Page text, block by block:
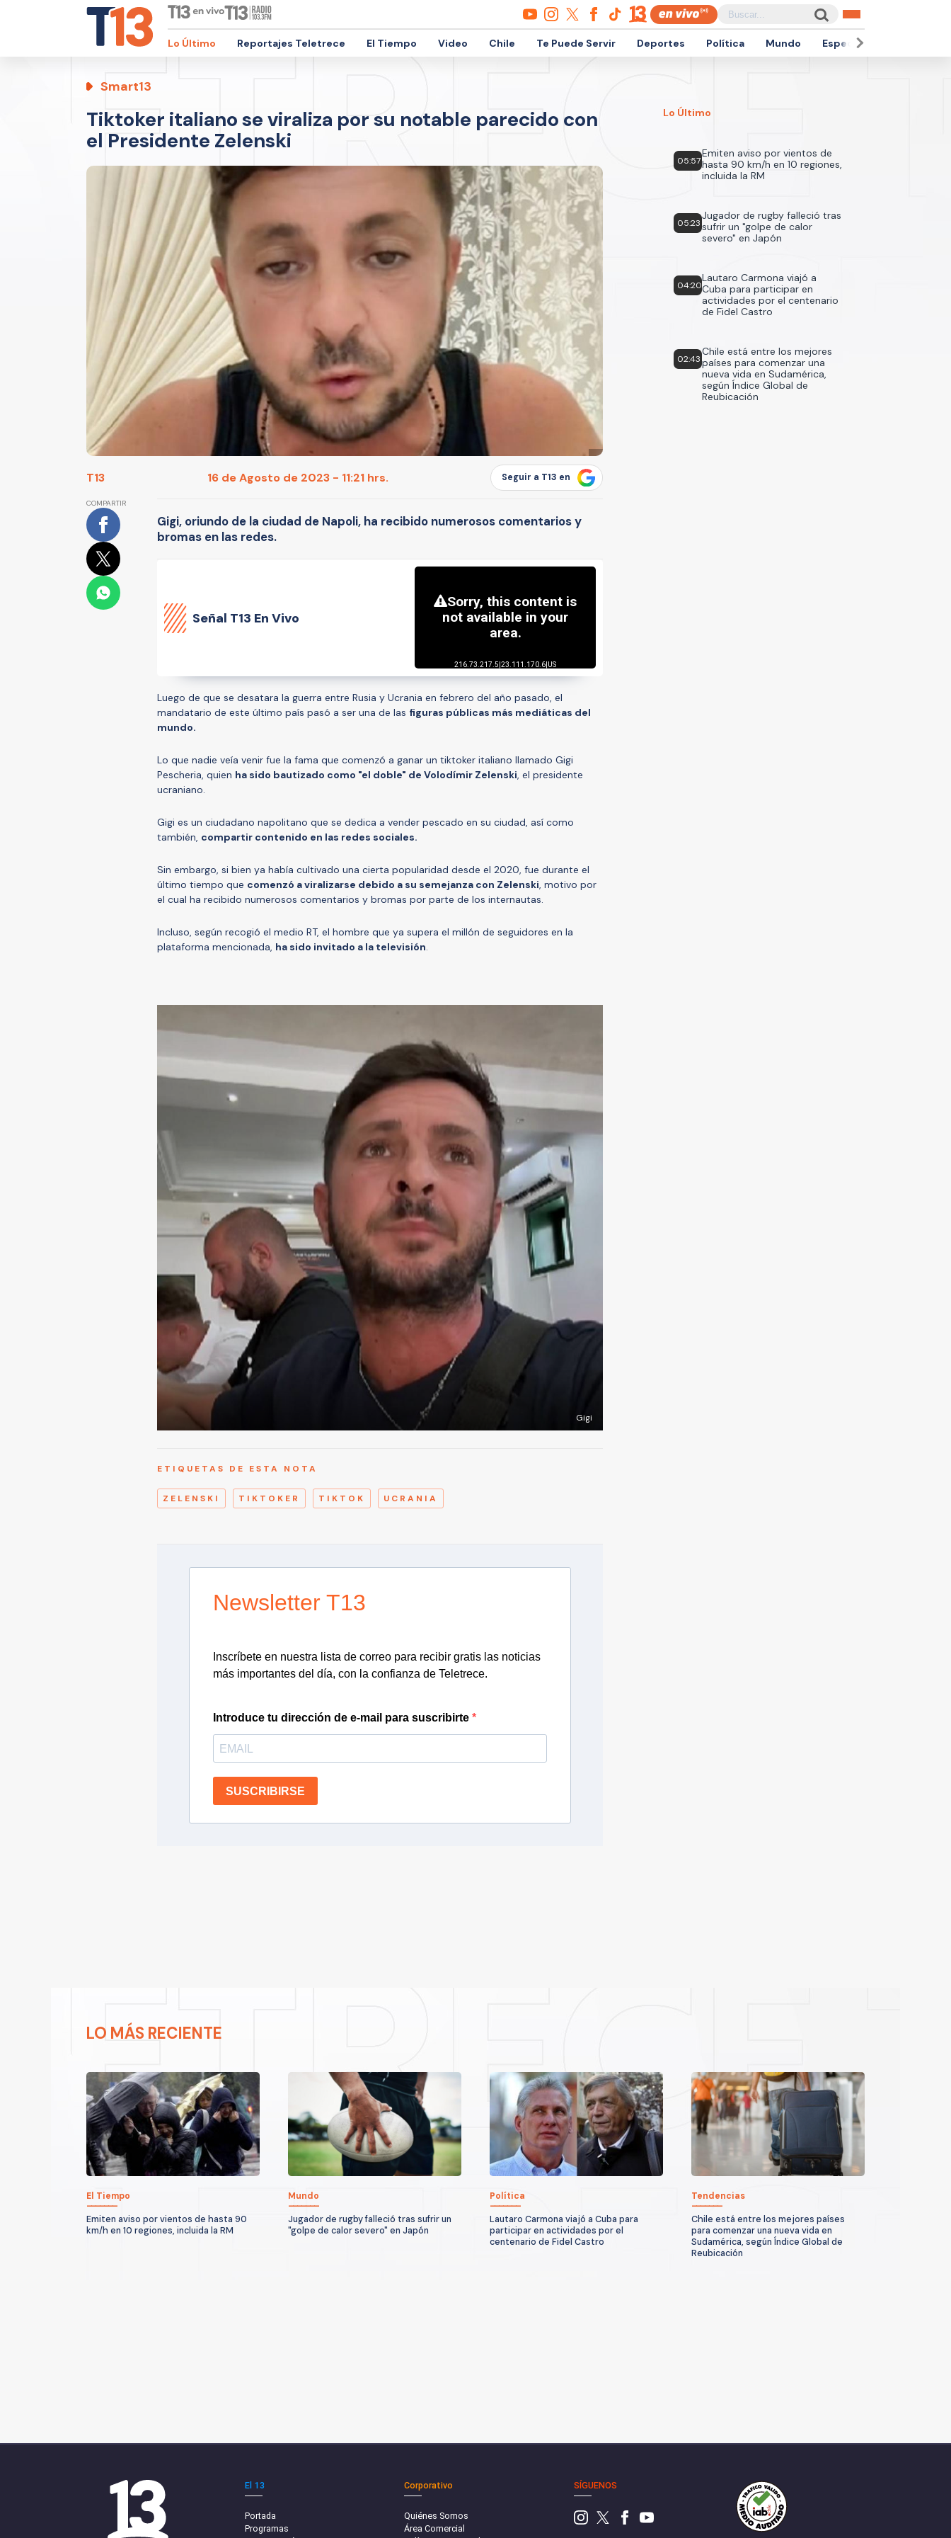
Lo Último Reportajes Teletrece El Tiempo Video Chile Te Puede Servir Deportes Política Mundo Espectáculos
Smart13
Tiktoker italiano se viraliza por su notable parecido con
el Presidente Zelenski
T13 16 de Agosto de 2023 - 11:21 hrs. Seguir a T13 en
COMPARTIR
Gigi, oriundo de la ciudad de Napoli, ha recibido numerosos comentarios y
bromas en las redes.
Señal T13 En Vivo
Luego de que se desatara la guerra entre Rusia y Ucrania en febrero del año pasado, el
mandatario de este último país pasó a ser una de las figuras públicas más mediáticas del
mundo.
Lo que nadie veía venir fue la fama que comenzó a ganar un tiktoker italiano llamado Gigi
Pescheria, quien ha sido bautizado como "el doble" de Volodímir Zelenski, el presidente
ucraniano.
Gigi es un ciudadano napolitano que se dedica a vender pescado en su ciudad, así como
también, compartir contenido en las redes sociales.
Sin embargo, si bien ya había cultivado una cierta popularidad desde el 2020, fue durante el
último tiempo que comenzó a viralizarse debido a su semejanza con Zelenski, motivo por
el cual ha recibido numerosos comentarios y bromas por parte de los internautas.
Incluso, según recogió el medio RT, el hombre que ya supera el millón de seguidores en la
plataforma mencionada, ha sido invitado a la televisión.
Gigi
ETIQUETAS DE ESTA NOTA
ZELENSKI TIKTOKER TIKTOK UCRANIA
Newsletter T13
Inscríbete en nuestra lista de correo para recibir gratis las noticias
más importantes del día, con la confianza de Teletrece.
Introduce tu dirección de e-mail para suscribirte
SUSCRIBIRSE
Lo Último
05:57
Emiten aviso por vientos de
hasta 90 km/h en 10 regiones,
incluida la RM
05:23
Jugador de rugby falleció tras
sufrir un "golpe de calor
severo" en Japón
04:20
Lautaro Carmona viajó a
Cuba para participar en
actividades por el centenario
de Fidel Castro
02:43
Chile está entre los mejores
países para comenzar una
nueva vida en Sudamérica,
según Índice Global de
Reubicación
LO MÁS RECIENTE
El Tiempo
Emiten aviso por vientos de hasta 90
km/h en 10 regiones, incluida la RM
Mundo
Jugador de rugby falleció tras sufrir un
"golpe de calor severo" en Japón
Política
Lautaro Carmona viajó a Cuba para
participar en actividades por el
centenario de Fidel Castro
Tendencias
Chile está entre los mejores países
para comenzar una nueva vida en
Sudamérica, según Índice Global de
Reubicación
El 13
Portada
Programas
Corporativo
Quiénes Somos
Área Comercial
SÍGUENOS